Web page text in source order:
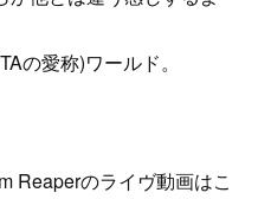
の愛称)ワールド。
Reaperのライヴ動画はこ